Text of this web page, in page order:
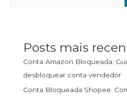
Posts mais
Conta Amazon Bloqueada:
desbloquear conta vendedor
Conta Bloqueada Shopee: